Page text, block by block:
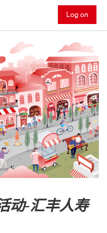
Log on
动-汇丰人寿